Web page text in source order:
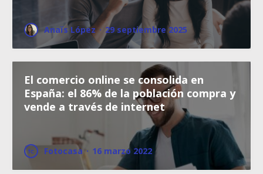
Anaïs López · 29 septiembre 2025
El comercio online se consolida en
España: el 86% de la población compra y
vende a través de internet
Fotocasa · 16 marzo 2022